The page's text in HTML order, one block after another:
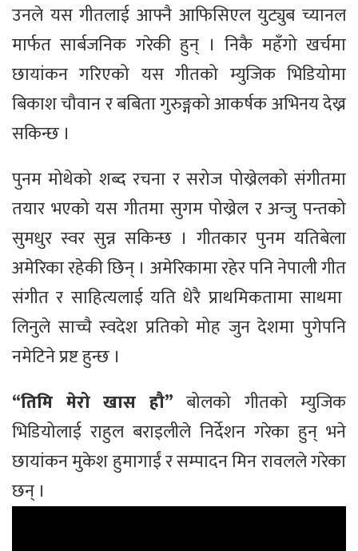
उनले यस गीतलाई आफ्नै आफिसिएल युट्युब च्यानल
मार्फत सार्बजनिक गरेकी हुन् । निकै महँगो खर्चमा
छायांकन गरिएको यस गीतको म्युजिक भिडियोमा
बिकाश चौवान र बबिता गुरुङ्गको आकर्षक अभिनय देख्न
सकिन्छ ।
पुनम मोथेको शब्द रचना र सरोज पोख्रेलको संगीतमा
तयार भएको यस गीतमा सुगम पोख्रेल र अन्जु पन्तको
सुमधुर स्वर सुन्न सकिन्छ । गीतकार पुनम यतिबेला
अमेरिका रहेकी छिन् । अमेरिकामा रहेर पनि नेपाली गीत
संगीत र साहित्यलाई यति धेरै प्राथमिकतामा साथमा
लिनुले साच्चै स्वदेश प्रतिको मोह जुन देशमा पुगेपनि
नमेटिने प्रष्ट हुन्छ ।
“तिमि मेरो खास हौ” बोलको गीतको म्युजिक
भिडियोलाई राहुल बराइलीले निर्देशन गरेका हुन् भने
छायांकन मुकेश हुमागाईं र सम्पादन मिन रावलले गरेका
छन् ।